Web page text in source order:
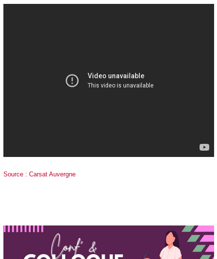
Source : Carsat Auvergne